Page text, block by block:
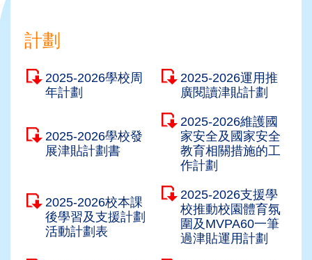
計劃
2025-2026學校周
年計劃
2025-2026運用推
廣閱讀津貼計劃
2025-2026學校發
展津貼計劃書
2025-2026維護國
家安全及國家安全
教育相關措施的工
作計劃
2025-2026校本課
後學習及支援計劃
活動計劃表
2025-2026支援學
校推動校園體育氛
圍及MVPA60一筆
過津貼運用計劃